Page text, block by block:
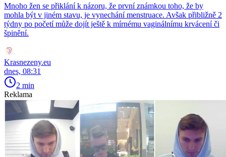
Mnoho žen se přiklání k názoru, že první známkou toho, že by
mohla být v jiném stavu, je vynechání menstruace. Avšak přibližně 2
týdny po početí může dojít ještě k mírnému vaginálnímu krvácení či
špinění.
Krasnezeny.eu
dnes, 08:31
2 min
Reklama